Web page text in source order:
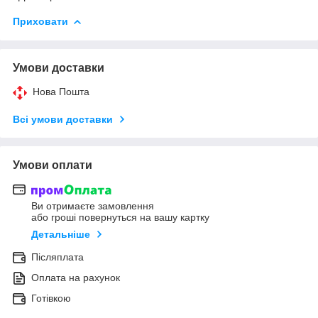
Приховати
Умови доставки
Нова Пошта
Всі умови доставки
Умови оплати
Ви отримаєте замовлення
або гроші повернуться на вашу картку
Детальніше
Післяплата
Оплата на рахунок
Готівкою